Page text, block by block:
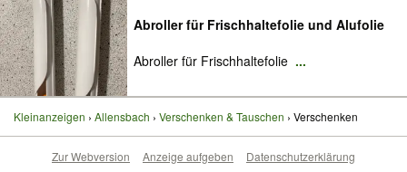
Abroller für Frischhaltefolie und Alufolie
Abroller für Frischhaltefolie ...
Kleinanzeigen Allensbach Verschenken & Tauschen Verschenken
Zur Webversion Anzeige aufgeben
Datenschutzerklärung